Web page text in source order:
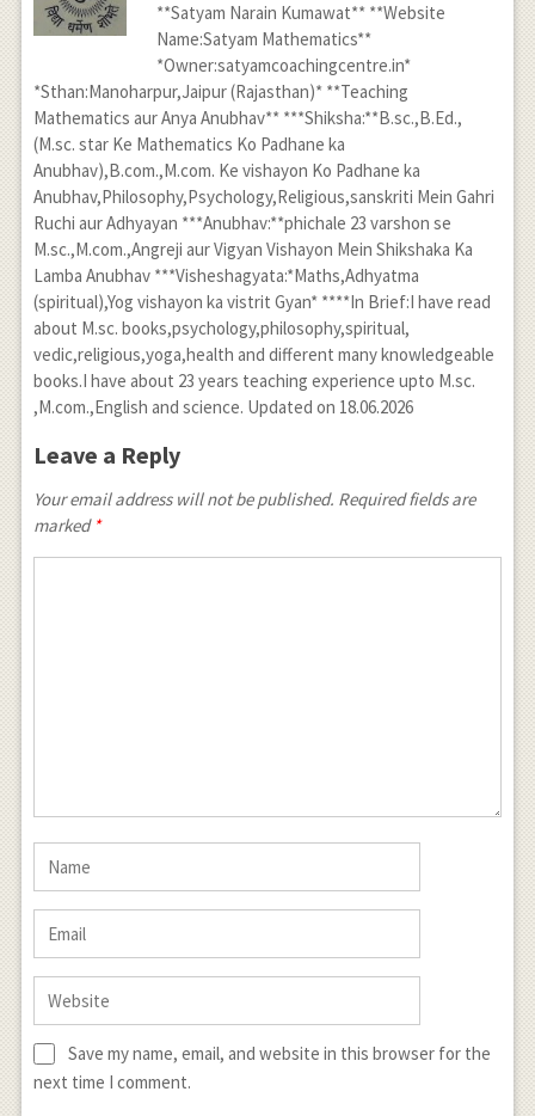
**Satyam Narain Kumawat** **Website
Name:Satyam Mathematics**
*Owner:satyamcoachingcentre.in*
*Sthan:Manoharpur,Jaipur (Rajasthan)* **Teaching
Mathematics aur Anya Anubhav** ***Shiksha:**B.sc.,B.Ed.,
(M.sc. star Ke Mathematics Ko Padhane ka
Anubhav),B.com.,M.com. Ke vishayon Ko Padhane ka
Anubhav,Philosophy,Psychology,Religious,sanskriti Mein Gahri
Ruchi aur Adhyayan ***Anubhav:**phichale 23 varshon se
M.sc.,M.com.,Angreji aur Vigyan Vishayon Mein Shikshaka Ka
Lamba Anubhav ***Visheshagyata:*Maths,Adhyatma
(spiritual),Yog vishayon ka vistrit Gyan* ****In Brief:I have read
about M.sc. books,psychology,philosophy,spiritual,
vedic,religious,yoga,health and different many knowledgeable
books.I have about 23 years teaching experience upto M.sc.
,M.com.,English and science. Updated on 18.06.2026
Leave a Reply
Your email address will not be published. Required fields are
marked *
Save my name, email, and website in this browser for the
next time I comment.